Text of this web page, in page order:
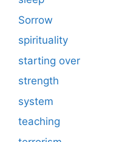
Sorrow
spirituality
starting over
strength
system
teaching